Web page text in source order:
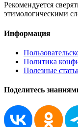
Рекомендуется
этимологическими
Информация
Политика
Полезные
Поделитесь